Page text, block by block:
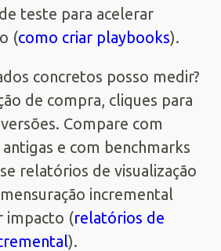
teste para acelerar
(como criar playbooks).
concretos posso medir?
de compra, cliques para
Compare com
antigas e com benchmarks
relatórios de visualização
incremental
impacto (relatórios de
).